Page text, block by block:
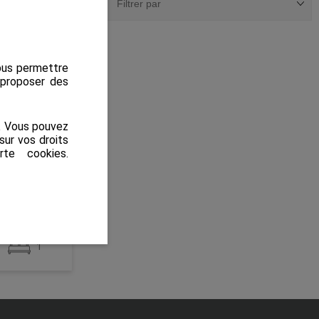
3D
1
permettre
des
pouvez
vos droits
cookies.